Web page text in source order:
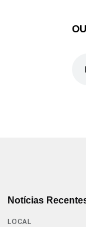
Notícias
LOCAL